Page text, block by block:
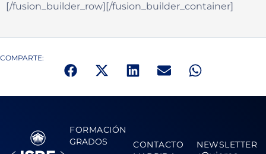
[/fusion_builder_row][/fusion_builder_container]
COMPARTE:
FORMACIÓN
GRADOS
CONTACTO
NEWSLETTER